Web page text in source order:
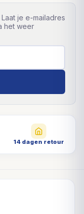
je e-mailadres
het weer
14 dagen retour